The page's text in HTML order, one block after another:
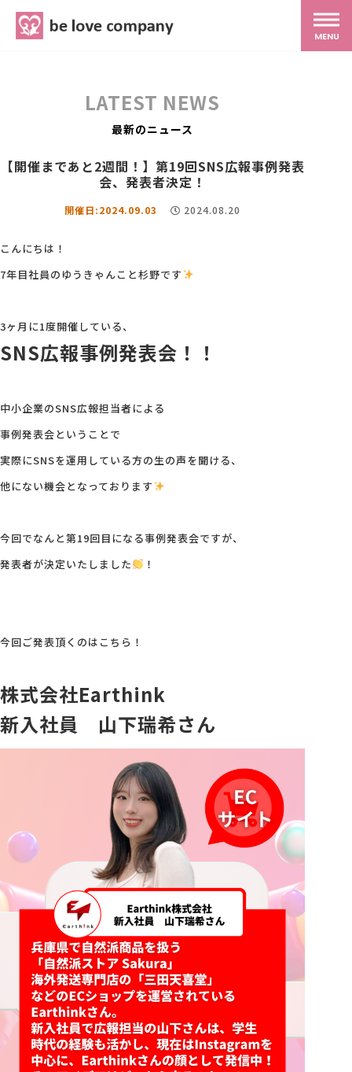
MENU
スタッフ紹介
最新ブログ
アクセス
採用情報
お問い合わせ
LATEST NEWS
最新のニュース
【開催まであと2週間！】第19回SNS広報事例発表
会、発表者決定！
開催日:2024.09.03 2024.08.20
こんにちは！
7年目社員のゆうきゃんこと杉野です
3ヶ月に1度開催している、
SNS広報事例発表会！！
中小企業のSNS広報担当者による
事例発表会ということで
実際にSNSを運用している方の生の声を聞ける、
他にない機会となっております
今回でなんと第19回目になる事例発表会ですが、
発表者が決定いたしました
！
今回ご発表頂くのはこちら！
株式会社Earthink
新入社員 山下瑞希さん